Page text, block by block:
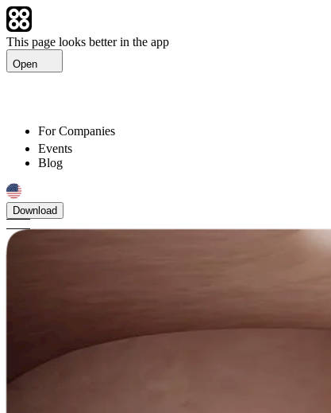
This page looks better in the app
Open
For Companies
Events
Blog
Download